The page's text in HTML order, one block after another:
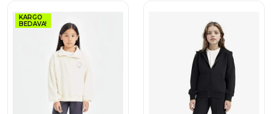
KARGO
BEDAVA!